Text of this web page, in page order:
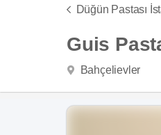
Düğün Pastası
Guis
Bahçelievler